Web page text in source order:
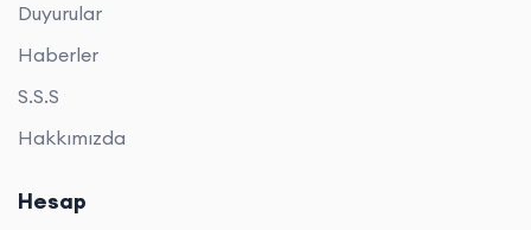
Duyurular
Haberler
S.S.S
Hakkımızda
Hesap